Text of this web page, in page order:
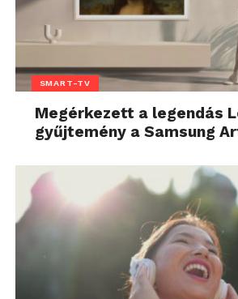
SMART-TV
Megérkezett a legendás
gyűjtemény a Samsung